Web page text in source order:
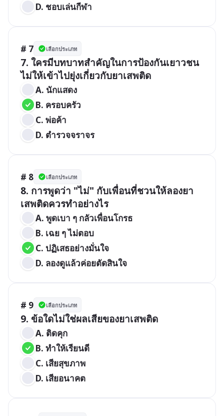
D. ชอบเล่นกีฬา
# 7 เลือกประเภท
7. ใครมีบทบาทสำคัญในการป้องกันเยาวชน
ไม่ให้เข้าไปยุ่งเกี่ยวกับยาเสพติด
A. นักแสดง
B. ครอบครัว
C. พ่อค้า
D. ตำรวจจราจร
# 8 เลือกประเภท
8. การพูดว่า "ไม่" กับเพื่อนที่ชวนให้ลองยา
เสพติดควรทำอย่างไร
A. พูดเบา ๆ กลัวเพื่อนโกรธ
B. เฉย ๆ ไม่ตอบ
C. ปฏิเสธอย่างมั่นใจ
D. ลองดูแล้วค่อยตัดสินใจ
# 9 เลือกประเภท
9. ข้อใดไม่ใช่ผลเสียของยาเสพติด
A. ติดคุก
B. ทำให้เรียนดี
C. เสียสุขภาพ
D. เสียอนาคต